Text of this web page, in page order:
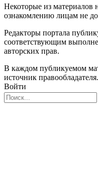
Некоторые из материалов
ознакомлению лицам не
Редакторы портала
соответствующим
авторских прав.
В каждом публикуемом
источник правообладателя.
Войти